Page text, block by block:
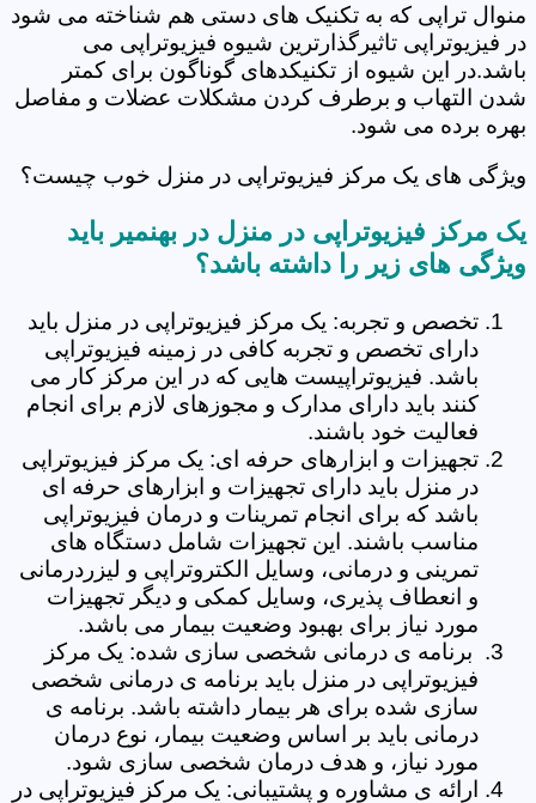
منوال تراپی که به تکنیک های دستی هم شناخته می شود
در فیزیوتراپی تاثیرگذارترین شیوه فیزیوتراپی می
باشد.در این شیوه از تکنیکدهای گوناگون برای کمتر
شدن التهاب و برطرف کردن مشکلات عضلات و مفاصل
بهره برده می شود.
ویژگی های یک مرکز فیزیوتراپی در منزل خوب چیست؟
یک مرکز فیزیوتراپی در منزل در بهنمیر باید
ویژگی های زیر را داشته باشد؟
تخصص و تجربه: یک مرکز فیزیوتراپی در منزل باید
دارای تخصص و تجربه کافی در زمینه فیزیوتراپی
باشد. فیزیوتراپیست هایی که در این مرکز کار می
کنند باید دارای مدارک و مجوزهای لازم برای انجام
فعالیت خود باشند.
تجهیزات و ابزارهای حرفه ای: یک مرکز فیزیوتراپی
در منزل باید دارای تجهیزات و ابزارهای حرفه ای
باشد که برای انجام تمرینات و درمان فیزیوتراپی
مناسب باشند. این تجهیزات شامل دستگاه های
تمرینی و درمانی، وسایل الکتروتراپی و لیزردرمانی
و انعطاف پذیری، وسایل کمکی و دیگر تجهیزات
مورد نیاز برای بهبود وضعیت بیمار می باشد.
برنامه ی درمانی شخصی سازی شده: یک مرکز
فیزیوتراپی در منزل باید برنامه ی درمانی شخصی
سازی شده برای هر بیمار داشته باشد. برنامه ی
درمانی باید بر اساس وضعیت بیمار، نوع درمان
مورد نیاز، و هدف درمان شخصی سازی شود.
ارائه ی مشاوره و پشتیبانی: یک مرکز فیزیوتراپی در